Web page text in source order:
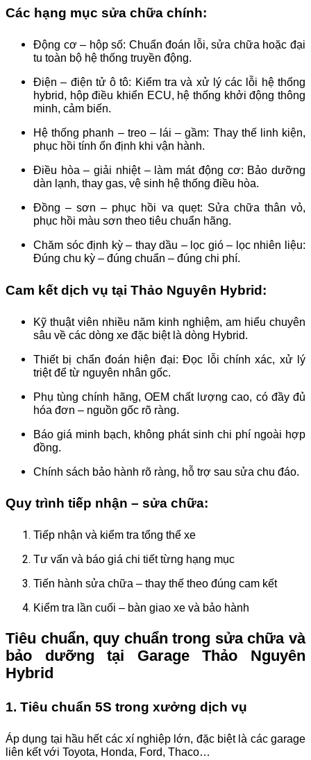
Các hạng mục sửa chữa chính:
Động cơ – hộp số: Chuẩn đoán lỗi, sửa chữa hoặc đại
tu toàn bộ hệ thống truyền động.
Điện – điện tử ô tô: Kiểm tra và xử lý các lỗi hệ thống
hybrid, hộp điều khiển ECU, hệ thống khởi động thông
minh, cảm biến.
Hệ thống phanh – treo – lái – gầm: Thay thế linh kiện,
phục hồi tính ổn định khi vận hành.
Điều hòa – giải nhiệt – làm mát động cơ: Bảo dưỡng
dàn lạnh, thay gas, vệ sinh hệ thống điều hòa.
Đồng – sơn – phục hồi va quẹt: Sửa chữa thân vỏ,
phục hồi màu sơn theo tiêu chuẩn hãng.
Chăm sóc định kỳ – thay dầu – lọc gió – lọc nhiên liệu:
Đúng chu kỳ – đúng chuẩn – đúng chi phí.
Cam kết dịch vụ tại Thảo Nguyên Hybrid:
Kỹ thuật viên nhiều năm kinh nghiệm, am hiểu chuyên
sâu về các dòng xe đặc biệt là dòng Hybrid.
Thiết bị chẩn đoán hiện đại: Đọc lỗi chính xác, xử lý
triệt để từ nguyên nhân gốc.
Phụ tùng chính hãng, OEM chất lượng cao, có đầy đủ
hóa đơn – nguồn gốc rõ ràng.
Báo giá minh bạch, không phát sinh chi phí ngoài hợp
đồng.
Chính sách bảo hành rõ ràng, hỗ trợ sau sửa chu đáo.
Quy trình tiếp nhận – sửa chữa:
Tiếp nhận và kiểm tra tổng thể xe
Tư vấn và báo giá chi tiết từng hạng mục
Tiến hành sửa chữa – thay thế theo đúng cam kết
Kiểm tra lần cuối – bàn giao xe và bảo hành
Tiêu chuẩn, quy chuẩn trong sửa chữa và
bảo dưỡng tại Garage Thảo Nguyên
Hybrid
1. Tiêu chuẩn 5S trong xưởng dịch vụ
Áp dụng tại hầu hết các xí nghiệp lớn, đặc biệt là các garage
liên kết với Toyota, Honda, Ford, Thaco…